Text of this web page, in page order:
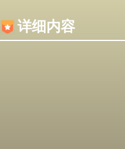
详细内容